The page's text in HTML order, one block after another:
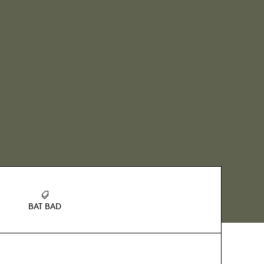
BAT BAD